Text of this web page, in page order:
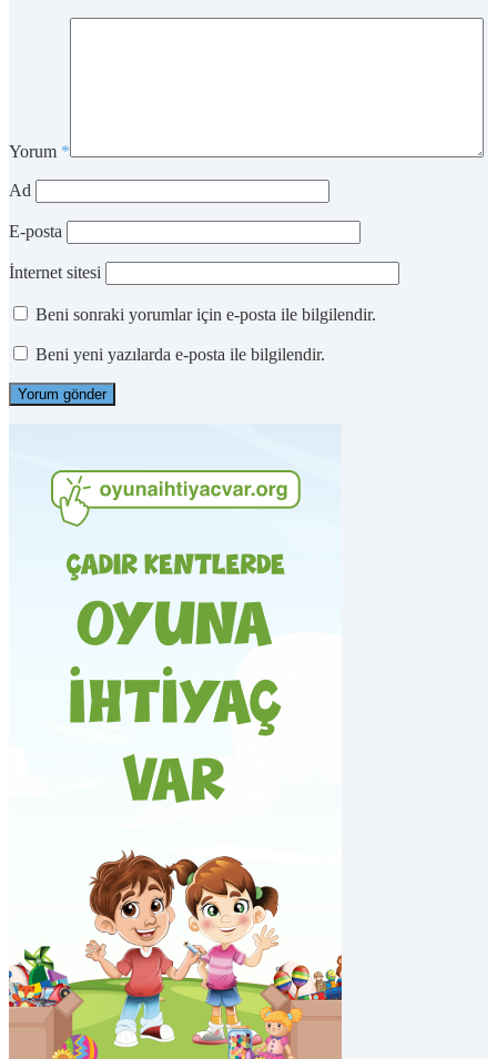
Yorum *
Ad
E-posta
İnternet sitesi
Beni sonraki yorumlar için e-posta ile bilgilendir.
Beni yeni yazılarda e-posta ile bilgilendir.